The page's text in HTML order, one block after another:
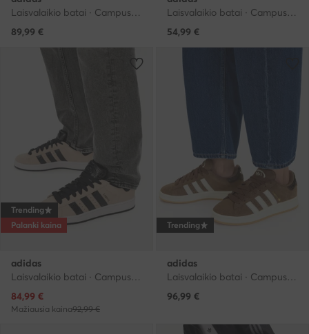
Laisvalaikio batai · Campus · Smėlio
89,99 €
Laisvalaikio batai · Campus · Juoda
54,99 €
Trending
Palanki kaina
adidas
Dabartinė kaina
84,99 €
Mažiausia kaina92,99 €
Trending
adidas
96,99 €